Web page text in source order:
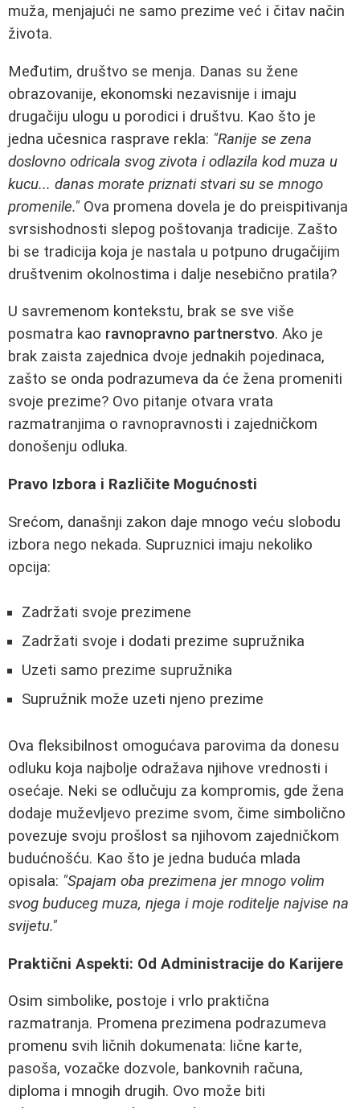
muža, menjajući ne samo prezime već i čitav način
života.
Međutim, društvo se menja. Danas su žene
obrazovanije, ekonomski nezavisnije i imaju
drugačiju ulogu u porodici i društvu. Kao što je
jedna učesnica rasprave rekla: "Ranije se zena
doslovno odricala svog zivota i odlazila kod muza u
kucu... danas morate priznati stvari su se mnogo
promenile." Ova promena dovela je do preispitivanja
svrsishodnosti slepog poštovanja tradicije. Zašto
bi se tradicija koja je nastala u potpuno drugačijim
društvenim okolnostima i dalje nesebično pratila?
U savremenom kontekstu, brak se sve više
posmatra kao ravnopravno partnerstvo. Ako je
brak zaista zajednica dvoje jednakih pojedinaca,
zašto se onda podrazumeva da će žena promeniti
svoje prezime? Ovo pitanje otvara vrata
razmatranjima o ravnopravnosti i zajedničkom
donošenju odluka.
Pravo Izbora i Različite Mogućnosti
Srećom, današnji zakon daje mnogo veću slobodu
izbora nego nekada. Supruznici imaju nekoliko
opcija:
Zadržati svoje prezimene
Zadržati svoje i dodati prezime supružnika
Uzeti samo prezime supružnika
Supružnik može uzeti njeno prezime
Ova fleksibilnost omogućava parovima da donesu
odluku koja najbolje odražava njihove vrednosti i
osećaje. Neki se odlučuju za kompromis, gde žena
dodaje muževljevo prezime svom, čime simbolično
povezuje svoju prošlost sa njihovom zajedničkom
budućnošću. Kao što je jedna buduća mlada
opisala: "Spajam oba prezimena jer mnogo volim
svog buduceg muza, njega i moje roditelje najvise na
svijetu."
Praktični Aspekti: Od Administracije do Karijere
Osim simbolike, postoje i vrlo praktična
razmatranja. Promena prezimena podrazumeva
promenu svih ličnih dokumenata: lične karte,
pasoša, vozačke dozvole, bankovnih računa,
diploma i mnogih drugih. Ovo može biti